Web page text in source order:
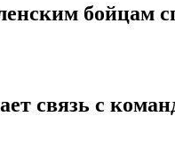
бойцам
связь с